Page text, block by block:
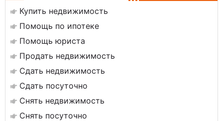
Купить недвижимость
Помощь по ипотеке
Помощь юриста
Продать недвижимость
Сдать недвижимость
Сдать посуточно
Снять недвижимость
Снять посуточно